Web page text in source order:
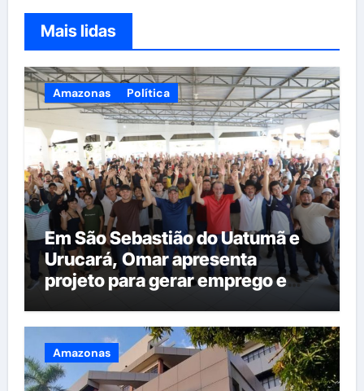
Mais lidas
Amazonas Política
Em São Sebastião do Uatumã e
Urucará, Omar apresenta
projeto para gerar emprego e
Amazonas